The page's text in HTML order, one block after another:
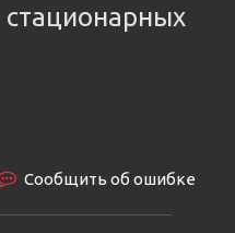
стационарных
Сообщить об ошибке